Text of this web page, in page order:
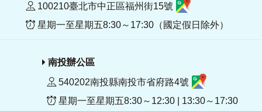
100210臺北市中正區福州街15號
星期一至星期五8:30～17:30（國定假日除外）
南投辦公區
540202南投縣南投市省府路4號
星期一至星期五8:30～12:30 | 13:30～17:30